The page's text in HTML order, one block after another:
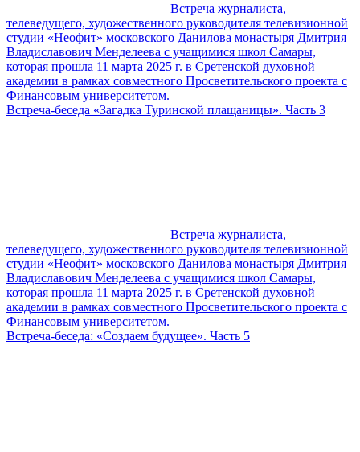
Встреча журналиста,
телеведущего, художественного руководителя телевизионной
студии «Неофит» московского Данилова монастыря Дмитрия
Владиславович Менделеева с учащимися школ Самары,
которая прошла 11 марта 2025 г. в Сретенской духовной
академии в рамках совместного Просветительского проекта с
Финансовым университетом.
Встреча-беседа «Загадка Туринской плащаницы». Часть 3
Встреча журналиста,
телеведущего, художественного руководителя телевизионной
студии «Неофит» московского Данилова монастыря Дмитрия
Владиславович Менделеева с учащимися школ Самары,
которая прошла 11 марта 2025 г. в Сретенской духовной
академии в рамках совместного Просветительского проекта с
Финансовым университетом.
Встреча-беседа: «Создаем будущее». Часть 5